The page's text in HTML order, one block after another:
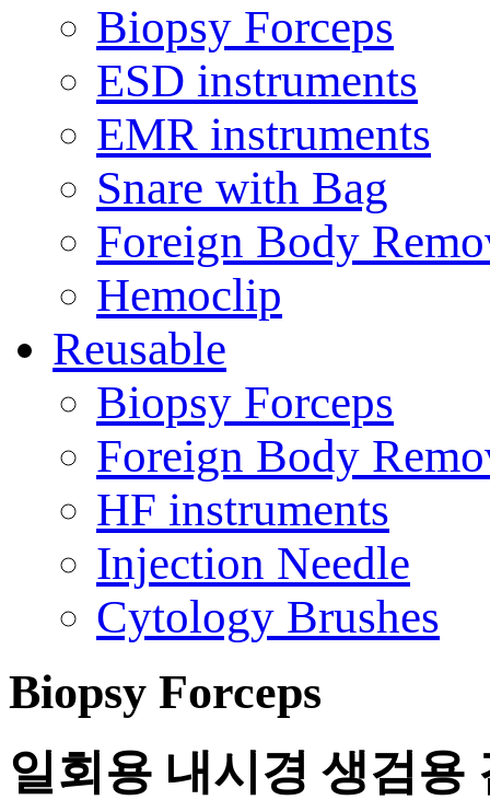
Biopsy Forceps
ESD instruments
EMR instruments
Snare with Bag
Foreign Body
Hemoclip
Reusable
Biopsy Forceps
Foreign Body
HF instruments
Injection Needle
Cytology Brushes
Biopsy Forceps
일회용 내시경 생검용